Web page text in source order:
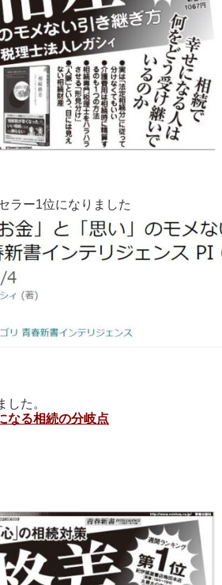
ラー1位になりました
た。
なる相続の分岐点